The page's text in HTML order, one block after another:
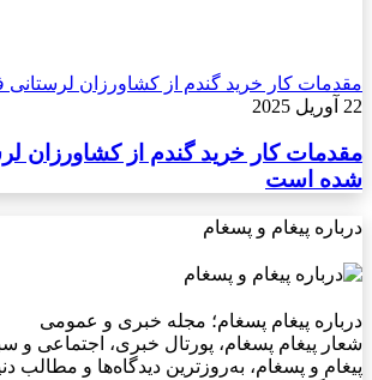
مقدمات کار خرید گندم از کشاورزان
22 آوریل 2025
مقدمات کار خرید گندم از کشاورزان
شده است
درباره پیغام و پسغام
درباره پیغام پسغام؛ مجله خبری و عمومی
شعار پیغام پسغام، پورتال خبری، اجتماعی و
پیغام و پسغام، به‌روزترین دیدگاه‌ها و مطالب